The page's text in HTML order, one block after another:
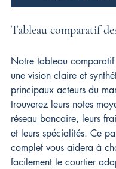
Tableau comparatif
Notre tableau comparatif
une vision claire et
principaux acteurs du
trouverez leurs notes
réseau bancaire, leurs
et leurs spécialités. Ce
complet vous aidera à
facilement le courtier